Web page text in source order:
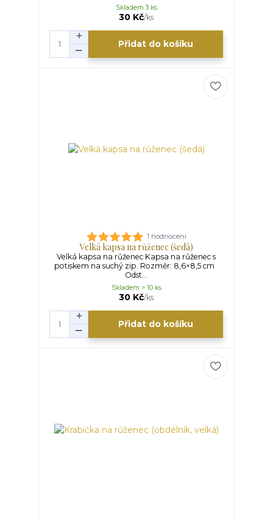
30 Kč/ks
Skladem 3 ks
Přidat do košíku
1 hodnocení
Velká kapsa na růženec (šedá)
Velká kapsa na růženec Kapsa na růženec s
potiskem na suchý zip. Rozměr: 8,6×8,5 cm
Odst...
30 Kč/ks
Skladem > 10 ks
Přidat do košíku